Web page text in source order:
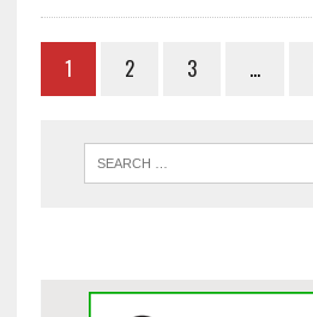
1 2 3 …